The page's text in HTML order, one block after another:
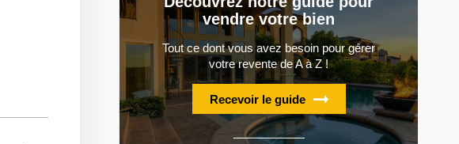
vendre votre bien
Tout ce dont vous avez besoin pour gérer
votre revente de A à Z !
Recevoir le guide